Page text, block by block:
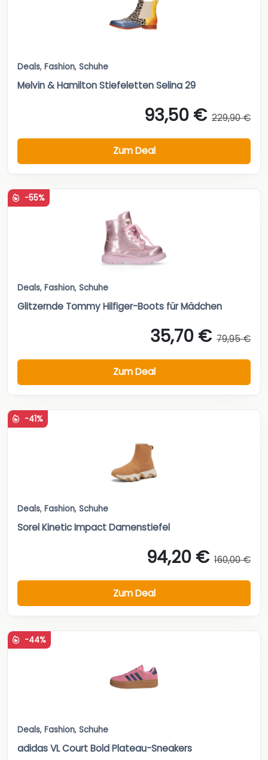
Deals, Fashion, Schuhe
Melvin & Hamilton Stiefeletten Selina 29
93,50 € 229,90 €
Zum Deal
-55%
Deals, Fashion, Schuhe
Glitzernde Tommy Hilfiger-Boots für Mädchen
35,70 € 79,95 €
Zum Deal
-41%
Deals, Fashion, Schuhe
Sorel Kinetic Impact Damenstiefel
94,20 € 160,00 €
Zum Deal
-44%
Deals, Fashion, Schuhe
adidas VL Court Bold Plateau-Sneakers